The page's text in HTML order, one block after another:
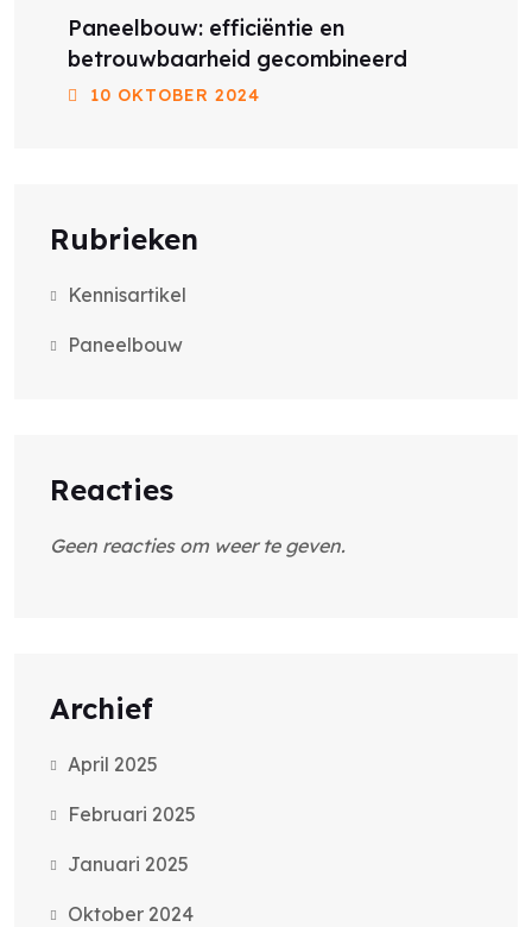
Paneelbouw: efficiëntie en
betrouwbaarheid gecombineerd
10 OKTOBER 2024
Rubrieken
Kennisartikel
Paneelbouw
Reacties
Geen reacties om weer te geven.
Archief
April 2025
Februari 2025
Januari 2025
Oktober 2024